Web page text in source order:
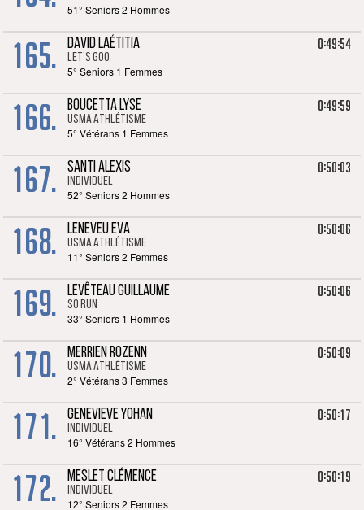
51° Seniors 2 Hommes
165. DAVID LAÉTITIA
Let’s goo
5° Seniors 1 Femmes
0:49:54
166. BOUCETTA LYSE
USMA Athlétisme
5° Vétérans 1 Femmes
0:49:59
167. SANTI ALEXIS
Individuel
52° Seniors 2 Hommes
0:50:03
168. LENEVEU EVA
USMA Athlétisme
11° Seniors 2 Femmes
0:50:06
169. LEVÊTEAU GUILLAUME
SO RUN
33° Seniors 1 Hommes
0:50:06
170. MERRIEN ROZENN
USMA Athlétisme
2° Vétérans 3 Femmes
0:50:09
171. GENEVIEVE YOHAN
Individuel
16° Vétérans 2 Hommes
0:50:17
172. MESLET CLÉMENCE
Individuel
12° Seniors 2 Femmes
0:50:19